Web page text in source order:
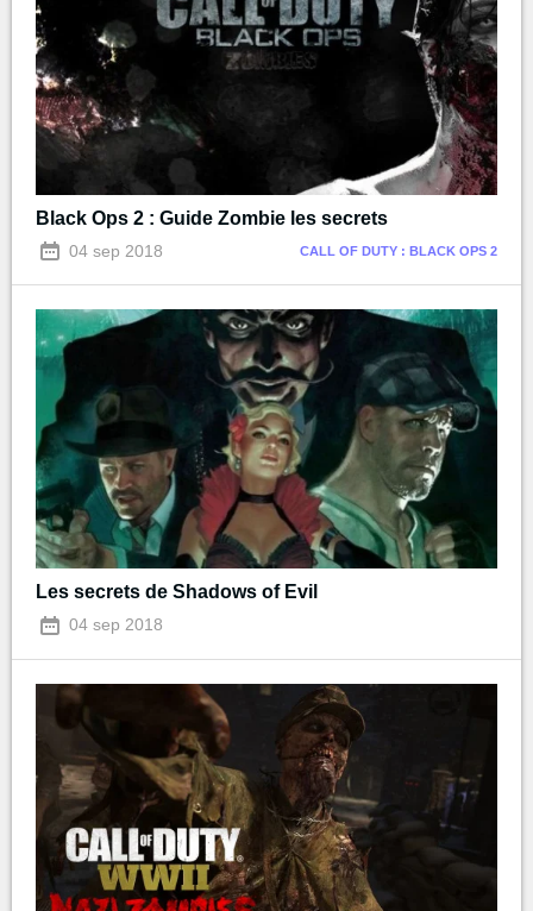
Black Ops 2 : Guide Zombie les secrets
04 sep 2018 CALL OF DUTY : BLACK OPS 2
Les secrets de Shadows of Evil
04 sep 2018